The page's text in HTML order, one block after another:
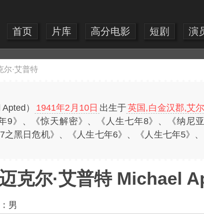
首页 片库 高分电影 短剧 演
尔·艾普特
） 1941年2月10日 出生于英国,白金汉郡,艾
9》、《惊天解密》、《人生七年8》、《纳尼
之黑日危机》、《人生七年6》、《人生七年5》
克尔·艾普特 Michael
男